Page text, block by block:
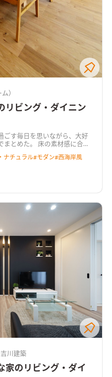
）
リビング・ダイニン
ごす毎日を思いながら、大好
の素材感に合わ
ナチュラル#モダン#西海岸風
川建築
家のリビング・ダイ